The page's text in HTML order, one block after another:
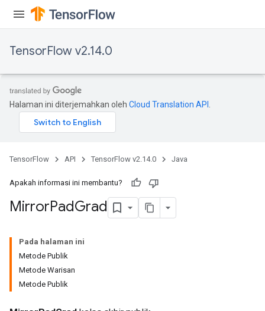
TensorFlow v2.14.0
Halaman ini diterjemahkan oleh Cloud Translation API
TensorFlow API TensorFlow v2.14.0 Java
Apakah informasi ini membantu?
MirrorPadGrad
Pada halaman ini
Metode Publik
Metode Warisan
Metode Publik